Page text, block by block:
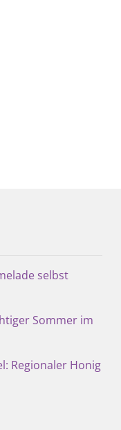
selbst
Sommer im
Regionaler Honig